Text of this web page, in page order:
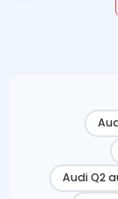
Audi Q2